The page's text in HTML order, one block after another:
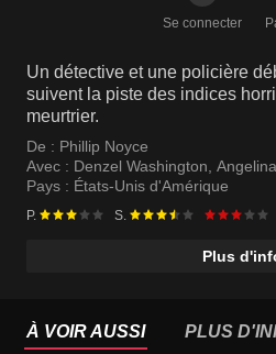
Se connecter
Un détective et une policière
suivent la piste des indices
meurtrier.
De : Phillip Noyce
Avec : Denzel Washington,
Pays : États-Unis d'Amérique
P. S.
Plus
À VOIR AUSSI PLUS